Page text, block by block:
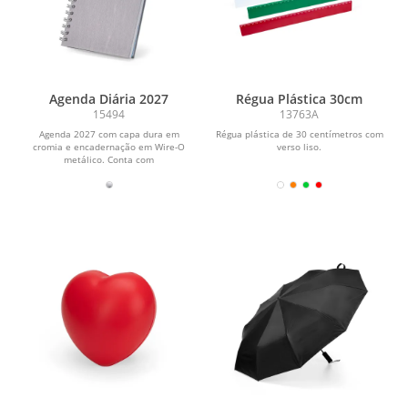
Agenda Diária 2027
15494
Agenda 2027 com capa dura em
cromia e encadernação em Wire-O
metálico. Conta com
dedicadas...
Régua Plástica 30cm
13763A
Régua plástica de 30 centímetros com
verso liso.